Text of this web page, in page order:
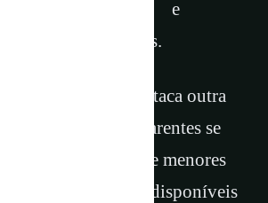
e
eram aos climas frios.
destaca outra
nossos antigos parentes se
tornando-se menores
recursos limitados disponíveis